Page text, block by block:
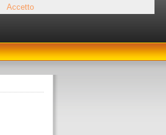
Accetto